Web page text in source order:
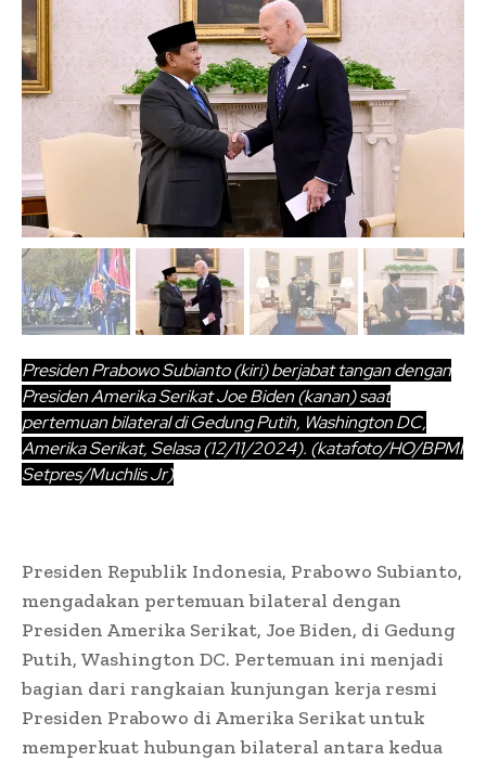
Presiden Prabowo Subianto (kiri) berjabat tangan dengan
Presiden Amerika Serikat Joe Biden (kanan) saat
pertemuan bilateral di Gedung Putih, Washington DC,
Amerika Serikat, Selasa (12/11/2024). (katafoto/HO/BPMI
Setpres/Muchlis Jr)
Presiden Republik Indonesia, Prabowo Subianto,
mengadakan pertemuan bilateral dengan
Presiden Amerika Serikat, Joe Biden, di Gedung
Putih, Washington DC. Pertemuan ini menjadi
bagian dari rangkaian kunjungan kerja resmi
Presiden Prabowo di Amerika Serikat untuk
memperkuat hubungan bilateral antara kedua